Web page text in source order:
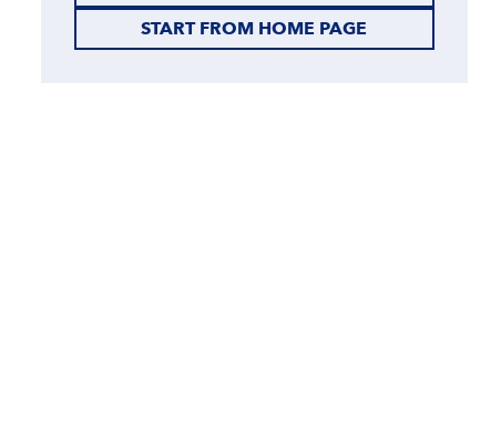
START FROM HOME PAGE